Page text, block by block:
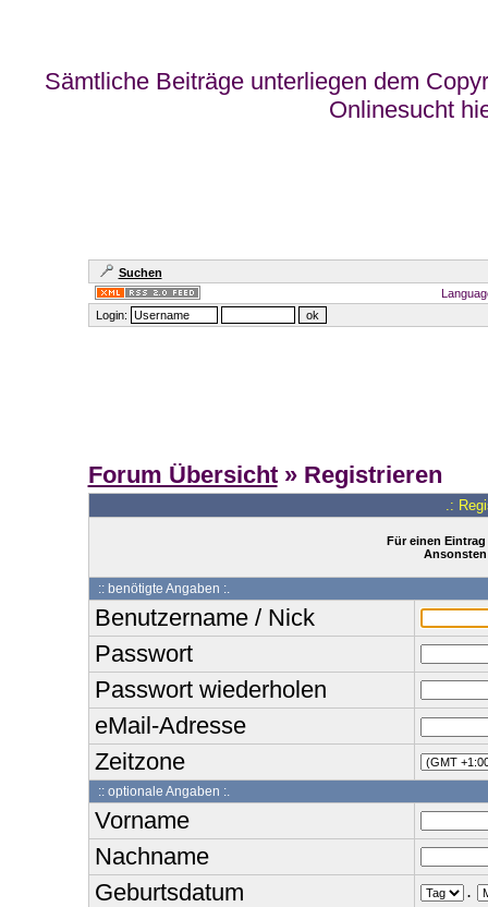
Sämtliche Beiträge unterliegen dem
Onlinesucht
Suchen
Login:
Forum Übersicht» Registrieren
.:
Für einen
:: benötigte Angaben :.
Benutzername / Nick
Passwort
Passwort wiederholen
eMail-Adresse
Zeitzone
:: optionale Angaben :.
Vorname
Nachname
Geburtsdatum
.